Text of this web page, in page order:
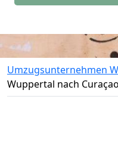
Umzugsunternehmen
Wuppertal nach Curaçao